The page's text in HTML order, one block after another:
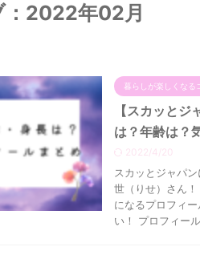
：2022年02月
暮らしが楽しくなる
【スカッと
は？年齢は？
2022/4/20
スカッとジャパ
世（りせ）さん
になるプロフィ
い！ プロフィ